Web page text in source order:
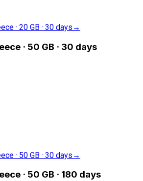
· 20 GB · 30 days →
· 50 GB · 30 days
· 50 GB · 30 days →
· 50 GB · 180 days